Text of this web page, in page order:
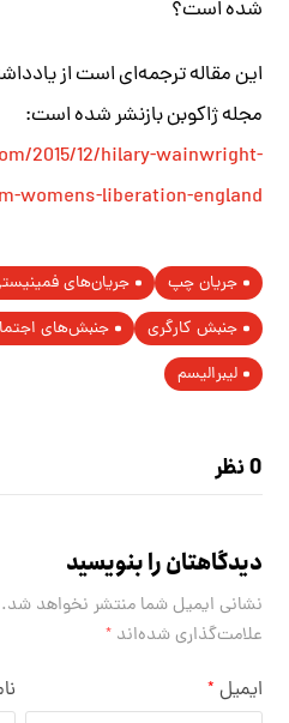
شده است؟
این مقاله ترجمه‌ای است از
مجله ژاکوبن بازنشر شده است:
2015/12/hilary-wainwright-
womens-liberation-england
جریان چپ جریان‌های
جنبش کارگری
جنبش‌های
لیبرالیسم
0 نظر
دیدگاهتان را بنویسید
نشانی ایمیل شما منتشر نخواهد شد.
علامت‌گذاری شده‌اند*
ایمیل *